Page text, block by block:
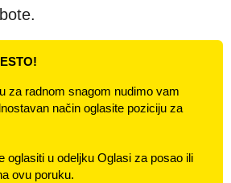
za radnom snagom nudimo vam
način oglasite poziciju za
oglasiti u odeljku Oglasi za posao ili
ovu poruku.